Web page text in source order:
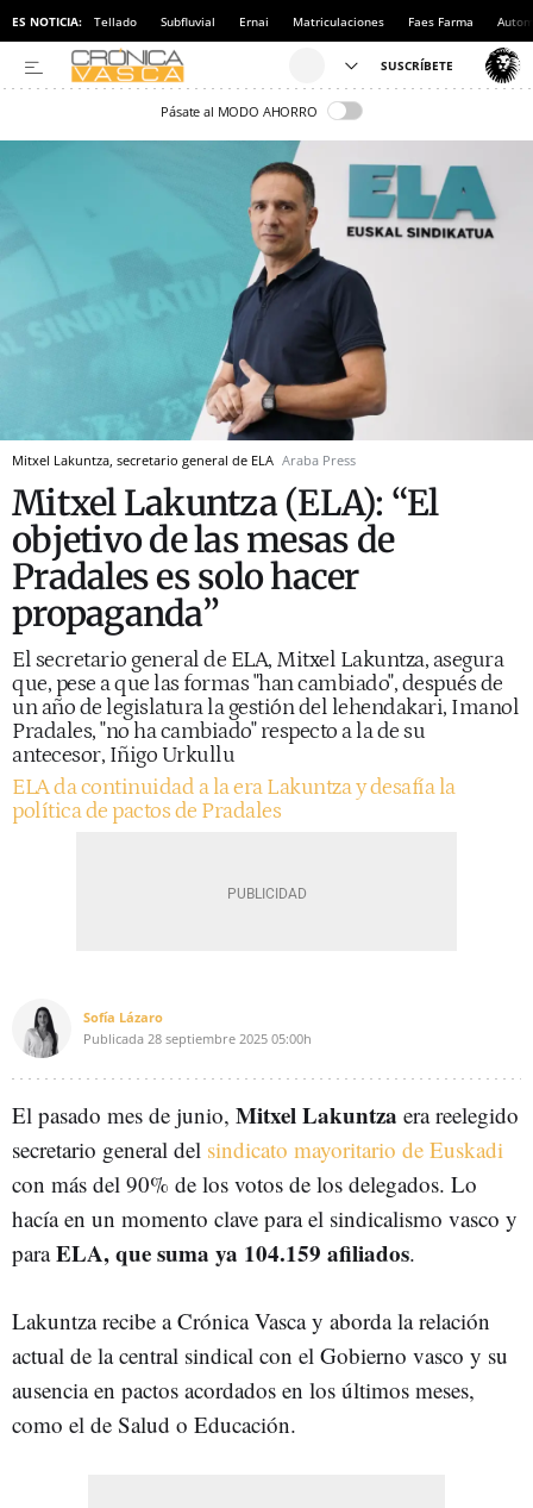
ES NOTICIA: Tellado Subfluvial Ernai Matriculaciones Faes Farma
Pásate al MODO AHORRO
Mitxel Lakuntza, secretario general de ELA Araba Press
Mitxel Lakuntza (ELA): “El
objetivo de las mesas de
Pradales es solo hacer
propaganda”
El secretario general de ELA, Mitxel Lakuntza, asegura
que, pese a que las formas "han cambiado", después de
un año de legislatura la gestión del lehendakari, Imanol
Pradales, "no ha cambiado" respecto a la de su
antecesor, Iñigo Urkullu
ELA da continuidad a la era Lakuntza y desafía la
política de pactos de Pradales
Sofía Lázaro
Publicada 28 septiembre 2025 05:00h
El pasado mes de junio, Mitxel Lakuntza era reelegido
secretario general del sindicato mayoritario de Euskadi
con más del 90% de los votos de los delegados. Lo
hacía en un momento clave para el sindicalismo vasco y
paraELA, que suma ya 104.159 afiliados.
Lakuntza recibe a Crónica Vasca y aborda la relación
actual de la central sindical con el Gobierno vasco y su
ausencia en pactos acordados en los últimos meses,
como el de Salud o Educación.